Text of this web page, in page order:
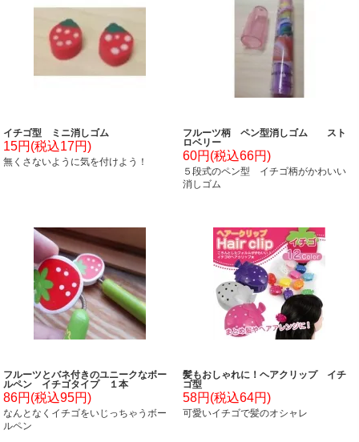
イチゴ型 ミニ消しゴム
15円(税込17円)
無くさないように気を付けよう！
フルーツ柄 ペン型消しゴム スト
ロベリー
60円(税込66円)
５段式のペン型 イチゴ柄がかわいい
消しゴム
フルーツとバネ付きのユニークなボー
ルペン イチゴタイプ １本
86円(税込95円)
なんとなくイチゴをいじっちゃうボー
ルペン
髪もおしゃれに！ヘアクリップ イチ
ゴ型
58円(税込64円)
可愛いイチゴで髪のオシャレ